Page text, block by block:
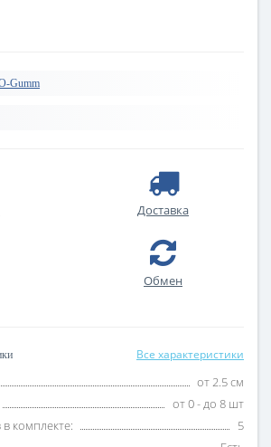
Gumm
Доставка
Обмен
Все характеристики
от 2.5 см
от 0 - до 8 шт
комплекте:
5